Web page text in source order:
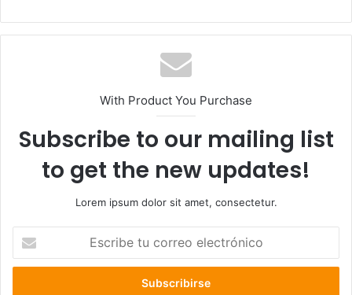
With Product You Purchase
Subscribe to our mailing list
to get the new updates!
Lorem ipsum dolor sit amet, consectetur.
c